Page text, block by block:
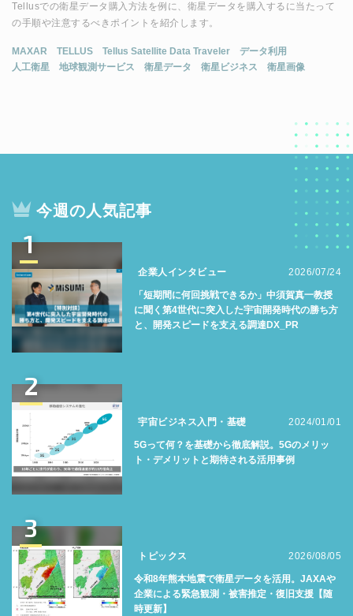
Tellusでの衛星データ購入方法を例に、衛星データを購入するに当たって
の手順や注意するべきポイントを紹介します。
MAXAR TELLUS Tellus Satellite Data Traveler
データ利用
人工衛星
地球観測サービス 衛星データ 衛星ビジネス 衛星画像
今週の人気記事
1
企業人インタビュー 2026/07/24
「短期間に何回挑戦できるか」中須賀真一教授
に聞く第4世代に突入した宇宙開発時代の勝ち方
と、開発スピードを支える調達DX_PR
2
宇宙ビジネス入門・基礎 2024/01/01
5Gって何？を基礎から徹底解説。5Gのメリッ
ト・デメリットと期待される活用事例
3
トピックス 2026/08/05
令和8年熊本地震で衛星データを活用。JAXAや
企業による緊急観測・被害推定・復旧支援【随
時更新】